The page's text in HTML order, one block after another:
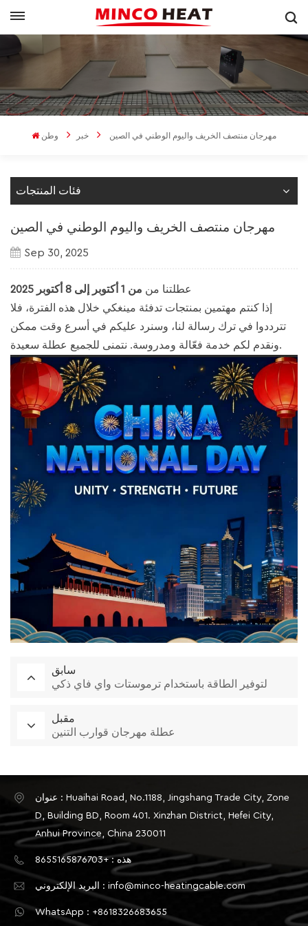
وطن خبر مهرجان منتصف الخريف واليوم الوطني في الصين
فئات المنتجات
مهرجان منتصف الخريف واليوم الوطني في الصين
Sep 30, 2025
عطلتنا من من 1 أكتوبر إلى 8 أكتوبر 2025
إذا كنتم مهتمين بمنتجات تدفئة مينغكي خلال هذه الفترة، فلا
تترددوا في ترك رسالة لنا، وسنرد عليكم في أسرع وقت ممكن
ونقدم لكم خدمة فعّالة ومدروسة. نتمنى للجميع عطلة سعيدة.
سابق
لتوفير الطاقة باستخدام ترموستات واي فاي ذكي
مقبل
عطلة مهرجان قوارب التنين
عنوان : Huaihai Road, No.1188, Jingshang Trade City, Zone
D, Building BD, Room 401. Xinzhan District, Hefei City,
Anhui Province, China 230011
هذه : +8655165876703
البريد الإلكتروني : info@minco-heatingcable.com
WhatsApp : +8618326683655